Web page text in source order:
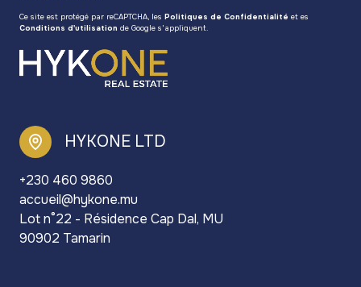
Ce site est protégé par reCAPTCHA, les Politiques de Confidentialité et es
Conditions d'utilisation de Google s'appliquent.
HYKONE LTD
+230 460 9860
accueil@hykone.mu
Lot n°22 - Résidence Cap Dal, MU
90902 Tamarin